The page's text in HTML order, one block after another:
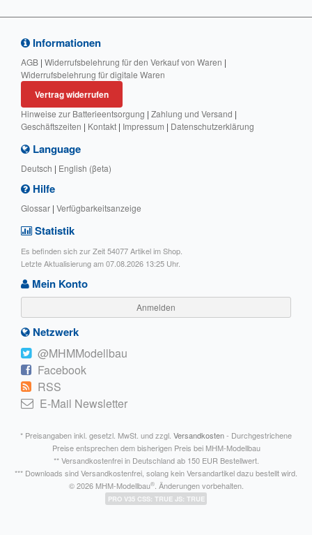
Informationen
AGB | Widerrufsbelehrung für den Verkauf von Waren |
Widerrufsbelehrung für digitale Waren
Vertrag widerrufen
Hinweise zur Batterieentsorgung | Zahlung und Versand |
Geschäftszeiten | Kontakt | Impressum | Datenschutzerklärung
Language
Deutsch | English (βeta)
Hilfe
Glossar | Verfügbarkeitsanzeige
Statistik
Es befinden sich zur Zeit 54077 Artikel im Shop.
Letzte Aktualisierung am 07.08.2026 13:25 Uhr.
Mein Konto
Anmelden
Netzwerk
@MHMModellbau
Facebook
RSS
E-Mail Newsletter
* Preisangaben inkl. gesetzl. MwSt. und zzgl. Versandkosten- Durchgestrichene
Preise entsprechen dem bisherigen Preis bei MHM-Modellbau
** Versandkostenfrei in Deutschland ab 150 EUR Bestellwert.
*** Downloads sind Versandkostenfrei, solang kein Versandartikel dazu bestellt wird.
© 2026 MHM-Modellbau®. Änderungen vorbehalten.
PRO V35 CSS: TRUE JS: TRUE